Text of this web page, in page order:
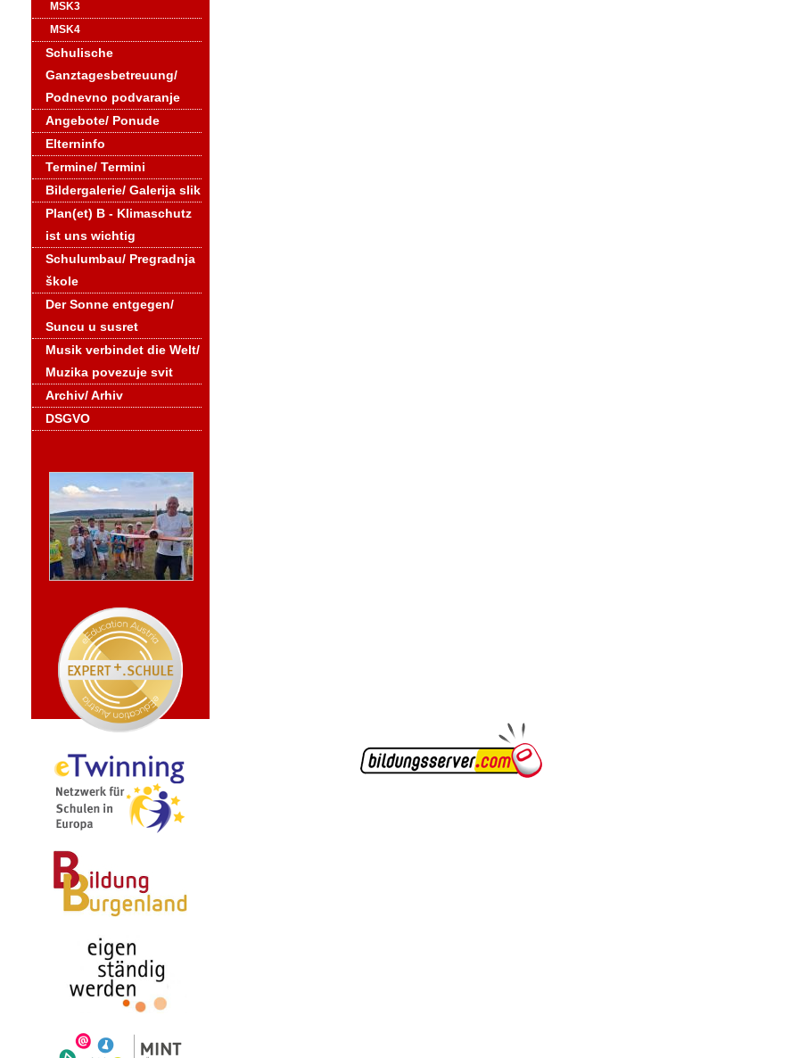
MSK3
MSK4
Schulische
Ganztagesbetreuung/
Podnevno podvaranje
Angebote/ Ponude
Elterninfo
Termine/ Termini
Bildergalerie/ Galerija slik
Plan(et) B - Klimaschutz
ist uns wichtig
Schulumbau/ Pregradnja
škole
Der Sonne entgegen/
Suncu u susret
Musik verbindet die Welt/
Muzika povezuje svit
Archiv/ Arhiv
DSGVO